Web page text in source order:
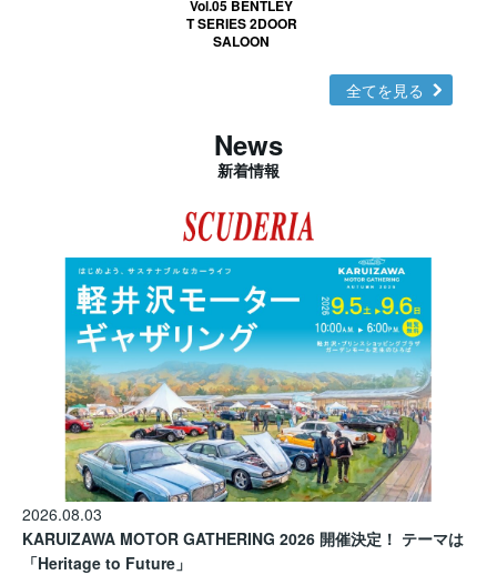
Vol.05 BENTLEY
T SERIES 2DOOR
SALOON
全てを見る
News
新着情報
2026.08.03
KARUIZAWA MOTOR GATHERING 2026 開催決定！ テーマは
「Heritage to Future」